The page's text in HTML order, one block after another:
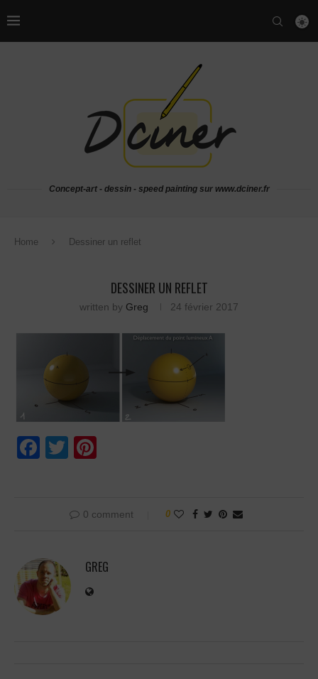
Concept-art - dessin - speed painting sur www.dciner.fr
Home Dessiner un reflet
DESSINER UN REFLET
written by Greg 24 février 2017
Facebook
Twitter
0 comment 0
GREG